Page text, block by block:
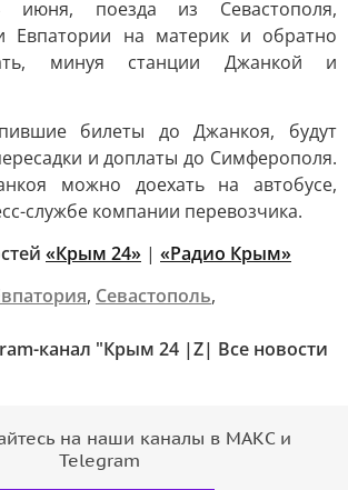
поезда из Севастополя,
Евпатории на материк и обратно
минуя станции Джанкой и
билеты до Джанкоя, будут
и доплаты до Симферополя.
можно доехать на автобусе,
службе компании перевозчика.
«Крым 24» | «Радио Крым»
, Севастополь,
канал "Крым 24 |Z| Все новости
на наши каналы в МАКС и
Telegram